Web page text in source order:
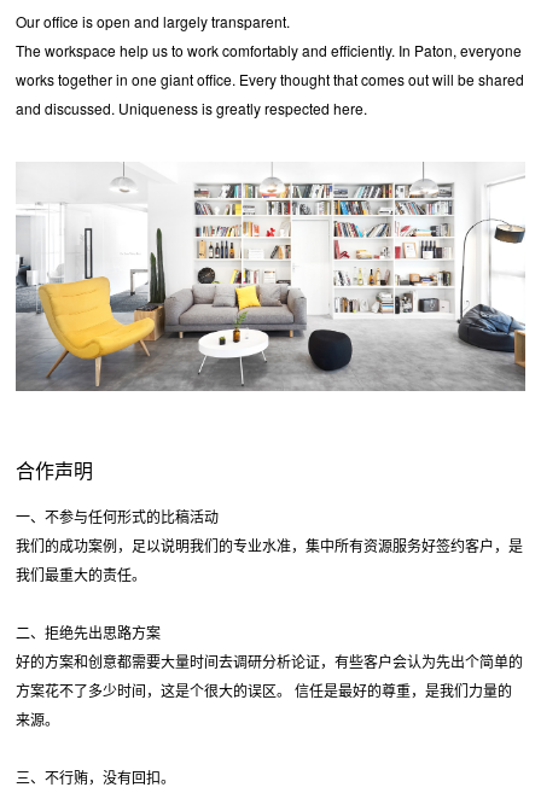
Our office is open and largely transparent.
The workspace help us to work comfortably and efficiently. In Paton, everyone
works together in one giant office. Every thought that comes out will be shared
and discussed. Uniqueness is greatly respected here.
合作声明
一、不参与任何形式的比稿活动
我们的成功案例，足以说明我们的专业水准，集中所有资源服务好签约客户，是
我们最重大的责任。
二、拒绝先出思路方案
好的方案和创意都需要大量时间去调研分析论证，有些客户会认为先出个简单的
方案花不了多少时间，这是个很大的误区。 信任是最好的尊重，是我们力量的
来源。
三、不行贿，没有回扣。